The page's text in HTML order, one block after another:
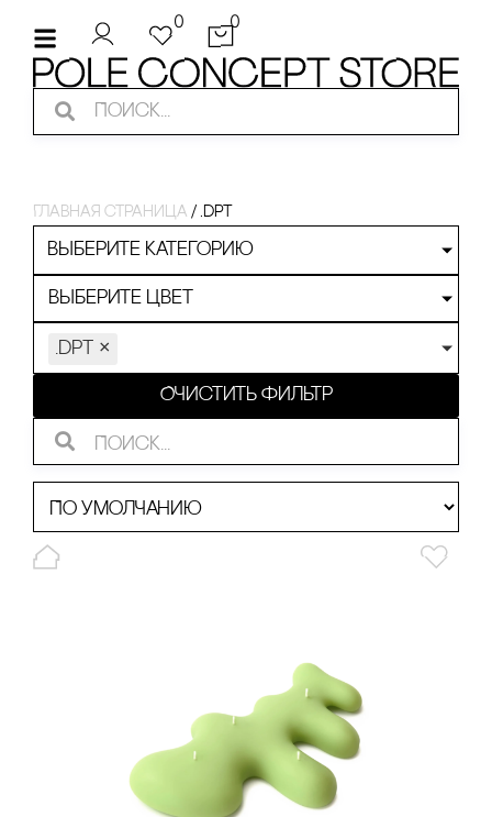
0 0
Главная страница / .dpt
Выберите категорию
Выберите цвет
.dpt ×
Очистить фильтр